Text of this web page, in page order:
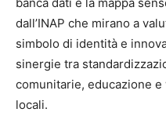
dall’INAP che mirano a
simbolo di identità e
sinergie tra
comunitarie, educazione
locali.